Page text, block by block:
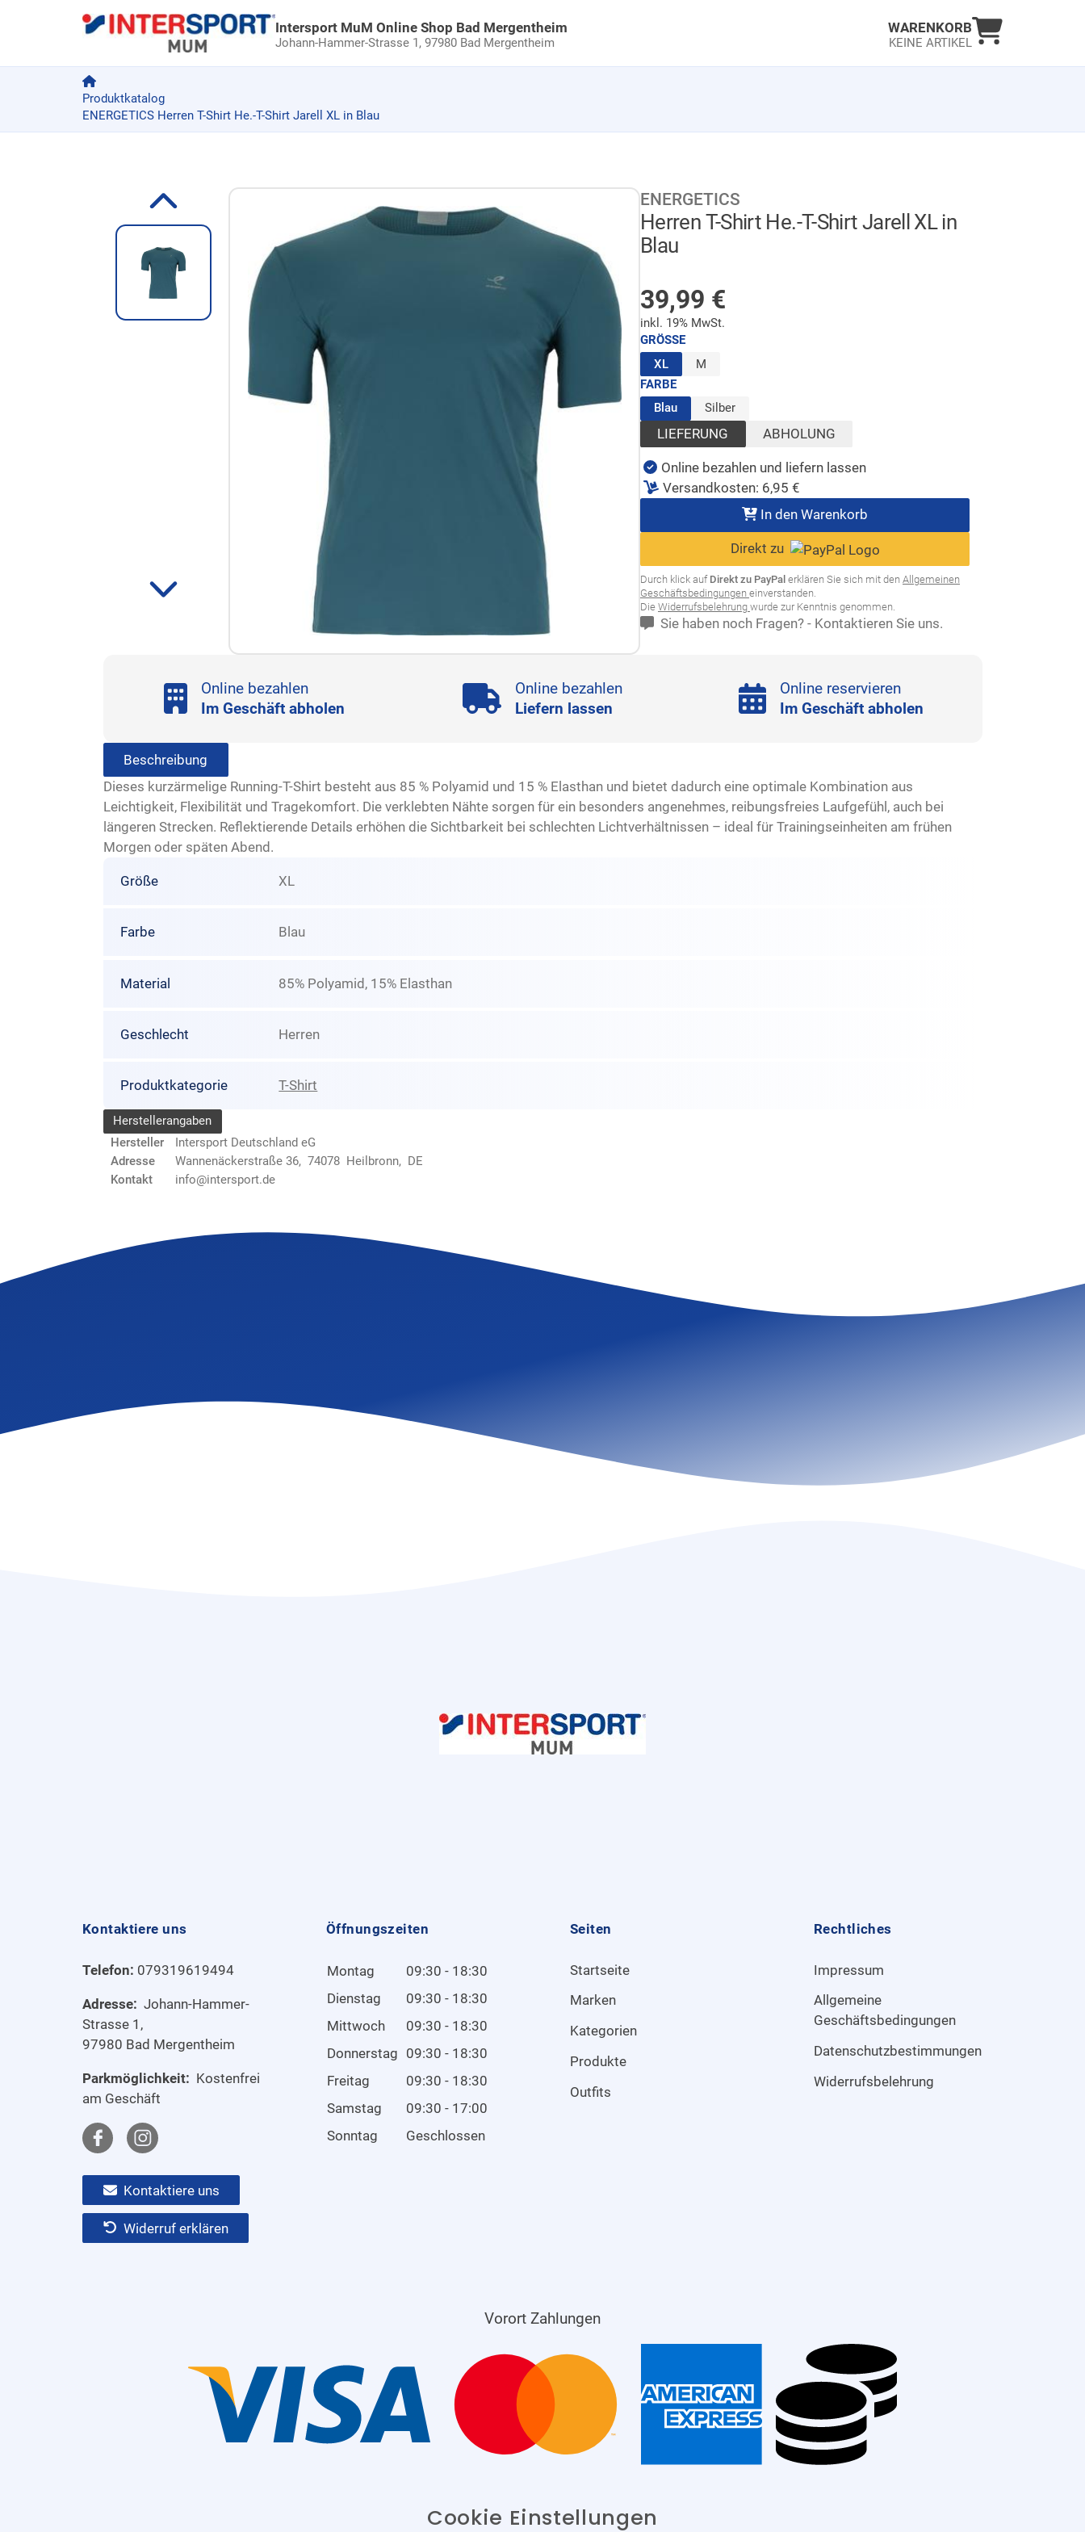
Intersport MuM Online Shop Bad Mergentheim
Johann-Hammer-Strasse 1,97980 Bad Mergentheim
WARENKORB
KEINE ARTIKEL
Warenkorb
Produktkatalog
ENERGETICS Herren T-Shirt He.-T-Shirt Jarell XL in Blau
Zur Produktbeschreibung springen ENERGETICS
Herren T-Shirt He.-T-Shirt Jarell XL in
Blau
39,99 €
inkl. 19% MwSt.
GRÖSSE
XL (ausgewählt)
M
FARBE
Blau(ausgewählt)
Silber
LIEFERUNG ABHOLUNG
Online bezahlen und liefern lassen
Versandkosten: 6,95 €
In den Warenkorb
Direkt zu
Durch klick auf Direkt zu PayPal erklären Sie sich mit den Allgemeinen
Geschäftsbedingungen einverstanden.
Die Widerrufsbelehrung wurde zur Kenntnis genommen.
Sie haben noch Fragen? - Kontaktieren Sie uns.
Online bezahlen
Im Geschäft abholen
Online bezahlen
Liefern lassen
Online reservieren
Im Geschäft abholen
Beschreibung
Dieses kurzärmelige Running-T-Shirt besteht aus 85 % Polyamid und 15 % Elasthan und bietet dadurch eine optimale Kombination aus
Leichtigkeit, Flexibilität und Tragekomfort. Die verklebten Nähte sorgen für ein besonders angenehmes, reibungsfreies Laufgefühl, auch bei
längeren Strecken. Reflektierende Details erhöhen die Sichtbarkeit bei schlechten Lichtverhältnissen – ideal für Trainingseinheiten am frühen
Morgen oder späten Abend.
Größe XL
Farbe Blau
Material 85% Polyamid, 15% Elasthan
Geschlecht Herren
Produktkategorie T-Shirt
Herstellerangaben
Hersteller
Intersport Deutschland eG
Adresse
Wannenäckerstraße 36, 74078 Heilbronn, DE
Kontakt
info@intersport.de
Kontaktiere uns
Telefon: 079319619494
Adresse: Johann-Hammer-
Strasse 1,
97980 Bad Mergentheim
Parkmöglichkeit: Kostenfrei
am Geschäft
Kontaktiere uns
Widerruf erklären
Öffnungszeiten
Montag
09:30 - 18:30
Dienstag
09:30 - 18:30
Mittwoch
09:30 - 18:30
Donnerstag 09:30 - 18:30
Freitag
09:30 - 18:30
Samstag
09:30 - 17:00
Sonntag
Geschlossen
Seiten
Startseite
Marken
Kategorien
Produkte
Outfits
Rechtliches
Impressum
Allgemeine
Geschäftsbedingungen
Datenschutzbestimmungen
Widerrufsbelehrung
Vorort Zahlungen
Cookie Einstellungen